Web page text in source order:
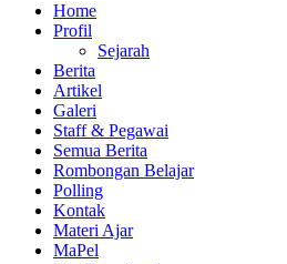
Home
Profil
Sejarah
Berita
Artikel
Galeri
Staff & Pegawai
Semua Berita
Rombongan Belajar
Polling
Kontak
Materi Ajar
MaPel